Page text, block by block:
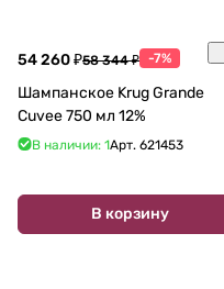
54 260 ₽58 344 ₽ -7%
Шампанское Krug Grande
Cuvee 750 мл 12%
В наличии: 1Арт. 621453
В корзину